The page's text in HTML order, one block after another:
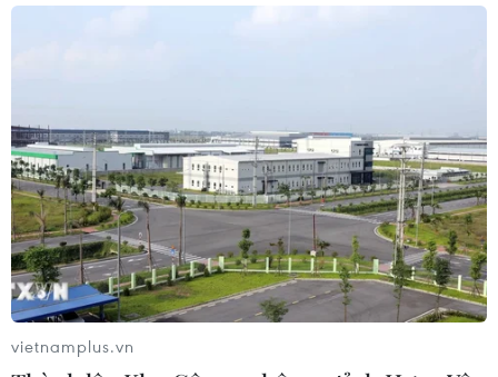
TIN CÙNG CHUYÊN MỤC
Liên hợp quốc kêu gọi chấm dứt tấn
vietnamplus.vn